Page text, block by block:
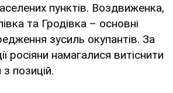
пунктів. Воздвиженка,
та Гродівка – основні
зусиль окупантів. За
росіяни намагалися витіснити
з позицій.